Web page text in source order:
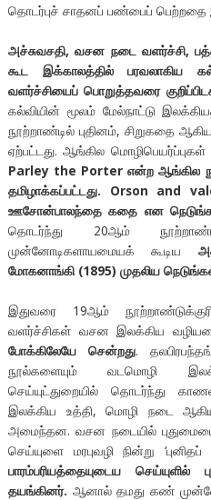
தொடர்புச் சாதனப் பண்பைப்
அச்சுவசதி, வசன நடை வளர்ச்சி,
கூட இக்காலத்தில் பரவலாகிய
வளர்ச்சியைப் பொறுத்தவரை
கல்வியின் மூலம் மேல்நாட்டு
நூற்றாண்டில் புதினம், சிறுகதை
ஏற்பட்டது. ஆங்கில
Parley the Porter என்ற ஆங்கில
தமிழாக்கப்பட்டது. Orson and
ஊசோன்பாலந்தை கதை என
தொடர்ந்து 20ஆம்
முன்னோடிகளாயமையக் கூடிய
மோகனாங்கி (1895) முதலிய
இதுவரை 19ஆம்
வளர்ச்சிகள் வசன இலக்கிய
போக்கிலேயே சென்றது.
நூல்களையும் வடமொழி
செய்யுட்துறையில் தொடர்ந்து
இலக்கிய உத்தி, மொழி நடை
அமைந்தன. வசன நடையில்
செய்யுளை மரபுவழி நின்று
பாரம்பரியத்தையுடைய
தயங்கினர். ஆனால் தமது கண்